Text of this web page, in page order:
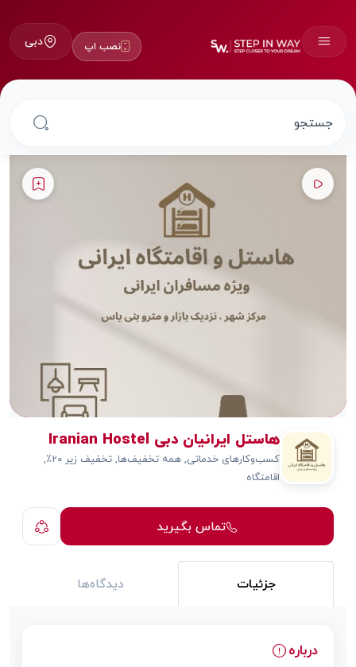
نصب اپ دبی
هاستل ایرانیان دبی Iranian Hostel
کسب‌وکارهای خدماتی, همه تخفیف‌ها, تخفیف زیر ۲۰٪,
اقامتگاه
تماس بگیرید
جزئیات دیدگاه‌ها
درباره